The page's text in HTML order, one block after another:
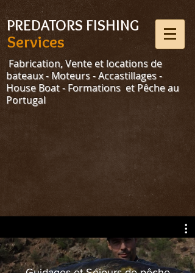
Select Language
PREDATORS FISHING
Services
Fabrication, Vente et locations de
bateaux - Moteurs - Accastillages -
House Boat - Formations et Pêche au
Portugal